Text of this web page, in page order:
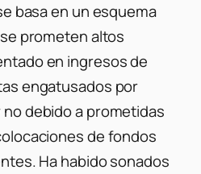
basa en un esquema
prometen altos
en ingresos de
engatusados por
debido a prometidas
de fondos
Ha habido sonados